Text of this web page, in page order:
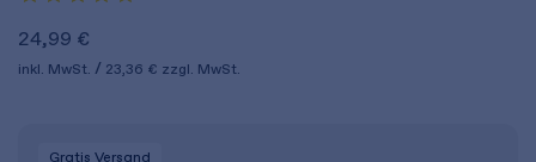
24,99 €
inkl. MwSt. 23,36 € zzgl. MwSt.
Gratis Versand